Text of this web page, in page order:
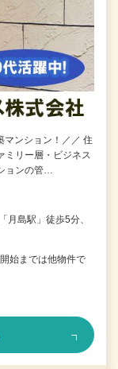
マンション！／／ 住
ミリー層・ビジネス
ョンの管…
月島駅」徒歩5分、
始までは他物件で